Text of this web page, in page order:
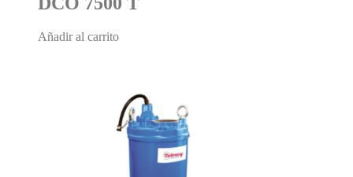
Añadir al carrito